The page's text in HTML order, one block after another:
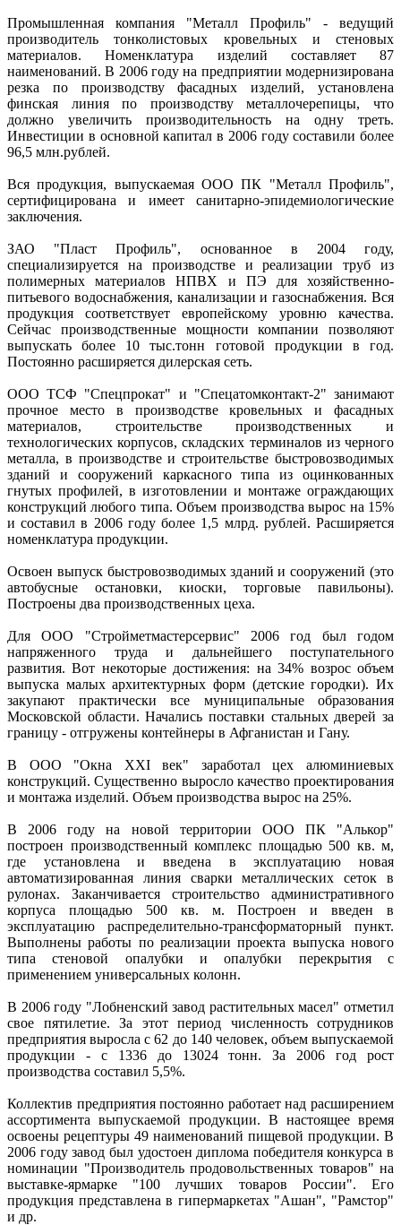
Промышленная компания "Металл Профиль" - ведущий
производитель тонколистовых кровельных и стеновых
материалов. Номенклатура изделий составляет 87
наименований. В 2006 году на предприятии модернизирована
резка по производству фасадных изделий, установлена
финская линия по производству металлочерепицы, что
должно увеличить производительность на одну треть.
Инвестиции в основной капитал в 2006 году составили более
96,5 млн.рублей.
Вся продукция, выпускаемая ООО ПК "Металл Профиль",
сертифицирована и имеет санитарно-эпидемиологические
заключения.
ЗАО "Пласт Профиль", основанное в 2004 году,
специализируется на производстве и реализации труб из
полимерных материалов НПВХ и ПЭ для хозяйственно-
питьевого водоснабжения, канализации и газоснабжения. Вся
продукция соответствует европейскому уровню качества.
Сейчас производственные мощности компании позволяют
выпускать более 10 тыс.тонн готовой продукции в год.
Постоянно расширяется дилерская сеть.
ООО ТСФ "Спецпрокат" и "Спецатомконтакт-2" занимают
прочное место в производстве кровельных и фасадных
материалов, строительстве производственных и
технологических корпусов, складских терминалов из черного
металла, в производстве и строительстве быстровозводимых
зданий и сооружений каркасного типа из оцинкованных
гнутых профилей, в изготовлении и монтаже ограждающих
конструкций любого типа. Объем производства вырос на 15%
и составил в 2006 году более 1,5 млрд. рублей. Расширяется
номенклатура продукции.
Освоен выпуск быстровозводимых зданий и сооружений (это
автобусные остановки, киоски, торговые павильоны).
Построены два производственных цеха.
Для ООО "Стройметмастерсервис" 2006 год был годом
напряженного труда и дальнейшего поступательного
развития. Вот некоторые достижения: на 34% возрос объем
выпуска малых архитектурных форм (детские городки). Их
закупают практически все муниципальные образования
Московской области. Начались поставки стальных дверей за
границу - отгружены контейнеры в Афганистан и Гану.
В ООО "Окна XXI век" заработал цех алюминиевых
конструкций. Существенно выросло качество проектирования
и монтажа изделий. Объем производства вырос на 25%.
В 2006 году на новой территории ООО ПК "Алькор"
построен производственный комплекс площадью 500 кв. м,
где установлена и введена в эксплуатацию новая
автоматизированная линия сварки металлических сеток в
рулонах. Заканчивается строительство административного
корпуса площадью 500 кв. м. Построен и введен в
эксплуатацию распределительно-трансформаторный пункт.
Выполнены работы по реализации проекта выпуска нового
типа стеновой опалубки и опалубки перекрытия с
применением универсальных колонн.
В 2006 году "Лобненский завод растительных масел" отметил
свое пятилетие. За этот период численность сотрудников
предприятия выросла с 62 до 140 человек, объем выпускаемой
продукции - с 1336 до 13024 тонн. За 2006 год рост
производства составил 5,5%.
Коллектив предприятия постоянно работает над расширением
ассортимента выпускаемой продукции. В настоящее время
освоены рецептуры 49 наименований пищевой продукции. В
2006 году завод был удостоен диплома победителя конкурса в
номинации "Производитель продовольственных товаров" на
выставке-ярмарке "100 лучших товаров России". Его
продукция представлена в гипермаркетах "Ашан", "Рамстор"
и др.